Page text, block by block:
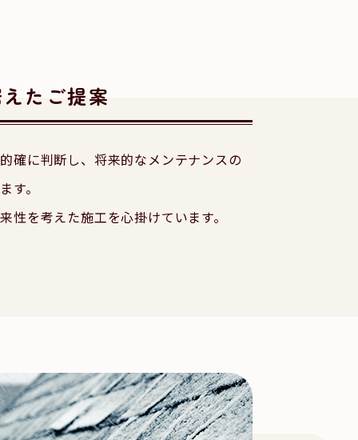
たご提案
確に判断し、将来的なメンテナンスの
す。
を考えた施工を心掛けています。